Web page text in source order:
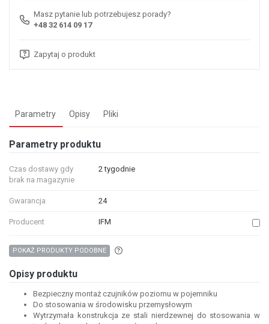
Masz pytanie lub potrzebujesz porady?
+48 32 614 09 17
Zapytaj o produkt
Parametry Opisy Pliki
Parametry produktu
Czas dostawy gdy
brak na magazynie
2 tygodnie
Gwarancja 24
Producent IFM
POKAŻ PRODUKTY PODOBNE
Opisy produktu
Bezpieczny montaż czujników poziomu w pojemniku
Do stosowania w środowisku przemysłowym
Wytrzymała konstrukcja ze stali nierdzewnej do stosowania w